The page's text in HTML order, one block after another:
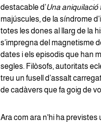
destacable d’Una aniquilació
majúscules, de la síndrome
totes les dones al llarg de la
s’impregna del magnetisme
dates i els episodis que han
segles. Filòsofs, autoritats
treu un fusell d’assalt
de cadàvers que fa goig de
Ara com ara n'hi ha previstes